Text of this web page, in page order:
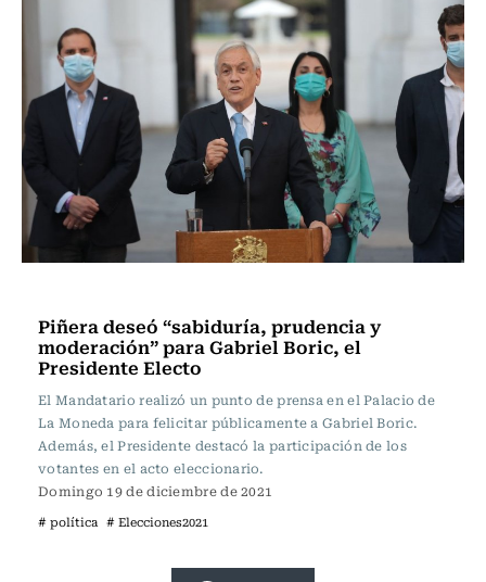
Piñera deseó “sabiduría, prudencia y
moderación” para Gabriel Boric, el
Presidente Electo
El Mandatario realizó un punto de prensa en el Palacio de
La Moneda para felicitar públicamente a Gabriel Boric.
Además, el Presidente destacó la participación de los
votantes en el acto eleccionario.
Domingo 19 de diciembre de 2021
# política # Elecciones2021